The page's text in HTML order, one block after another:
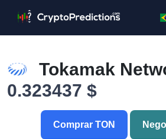
Tokamak
0.323437 $
Comprar TON